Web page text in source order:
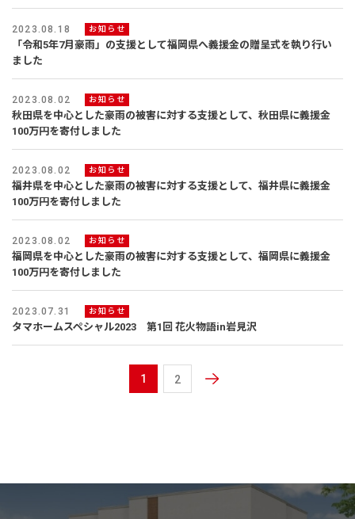
2023.08.18 お知らせ
「令和5年7月豪雨」の支援として福岡県へ義援金の贈呈式を執り行い
ました
2023.08.02 お知らせ
秋田県を中心とした豪雨の被害に対する支援として、秋田県に義援金
100万円を寄付しました
2023.08.02 お知らせ
福井県を中心とした豪雨の被害に対する支援として、福井県に義援金
100万円を寄付しました
2023.08.02 お知らせ
福岡県を中心とした豪雨の被害に対する支援として、福岡県に義援金
100万円を寄付しました
2023.07.31 お知らせ
タマホームスペシャル2023 第1回 花火物語in岩見沢
1 2